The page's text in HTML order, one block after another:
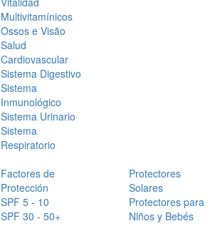
Multivitamínicos
Ossos e Visão
Salud
Cardiovascular
Sistema Digestivo
Sistema
Inmunológico
Sistema Urinario
Sistema
Respiratorio
Factores de
Protección
SPF 5 - 10
SPF 30 - 50+
Protectores
Solares
Protectores para
Niños y Bebés